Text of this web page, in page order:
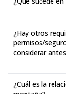
¿Hay otros
permisos/
considerar
¿Cuál es la